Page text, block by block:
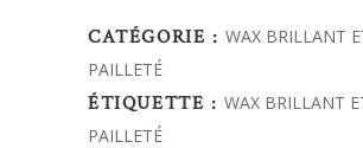
pailletés
quantity
CATÉGORIE :WAX BRILLANT
PAILLETÉ
ÉTIQUETTE :WAX BRILLANT
PAILLETÉ